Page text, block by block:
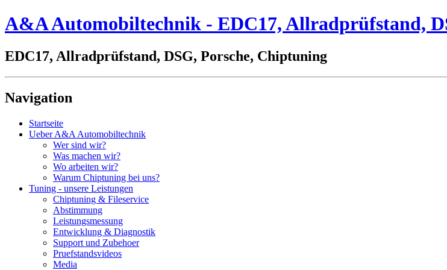
A&A Automobiltechnik - EDC17, Allradprüfstand,
EDC17, Allradprüfstand, DSG, Porsche, Chiptuning
Navigation
Startseite
Ueber A&A Automobiltechnik
Wer sind wir?
Was machen wir?
Wo arbeiten wir?
Warum Chiptuning bei uns?
Tuning - unsere Leistungen
Chiptuning & Fileservice
Abstimmung
Leistungsmessung
Entwicklung & Diagnostik
Support und Zubehoer
Pruefstandsvideos
Media